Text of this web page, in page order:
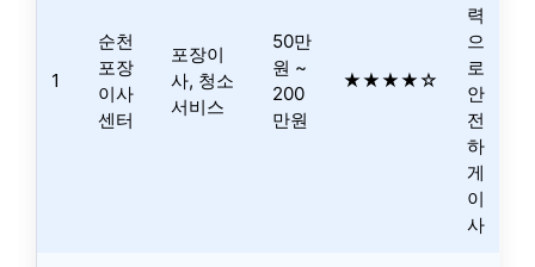
1
순천
포장
이사
센터
포장이
사, 청소
서비스
50만
원 ~
200
만원
★★★★☆
력
으
로
안
전
하
게
이
사